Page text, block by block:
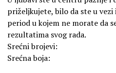
priželjkujete, bilo da ste u vezi
period u kojem ne morate da
rezultatima svog rada.
Srećni brojevi:
Srećna boja: